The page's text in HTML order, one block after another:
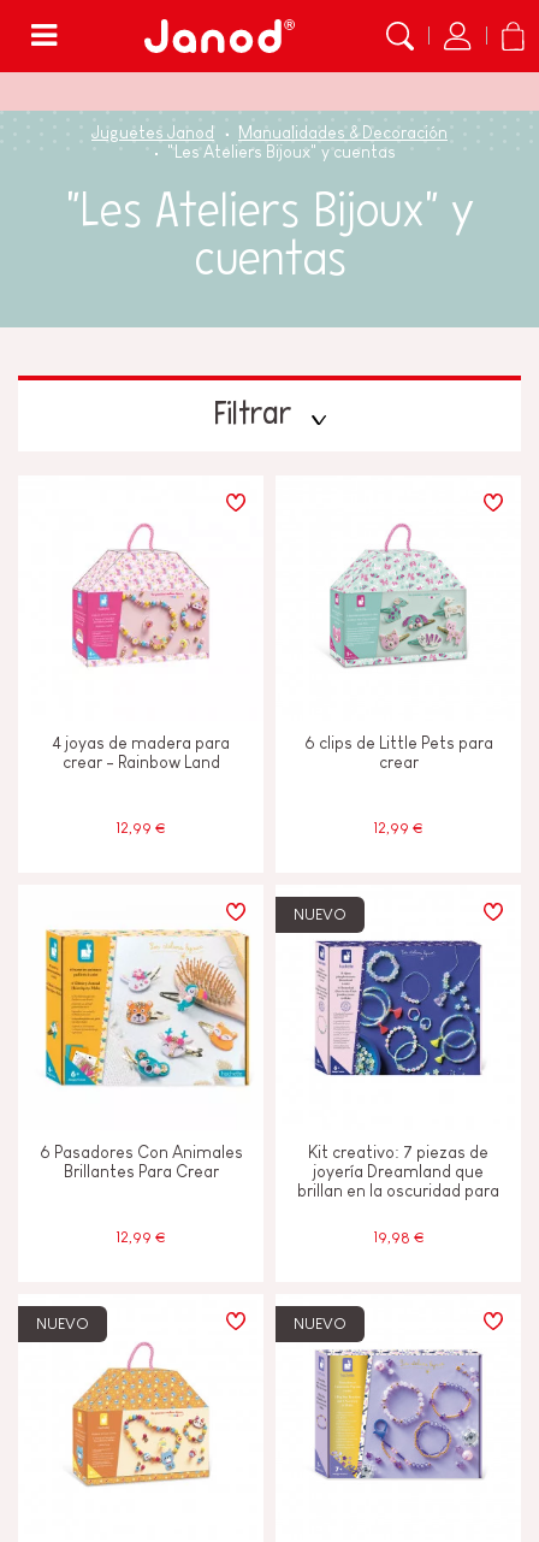
Juguetes Janod
Manualidades & Decoración
"Les Ateliers Bijoux" y cuentas
"Les Ateliers Bijoux" y
cuentas
Filtrar
TIPOS DE APRENDIZAJE
Construir y diseñar
Manipular y manejar
6-7 6 - 7 años
8+ A partir de 8 años
4 joyas de madera para
crear - Rainbow Land
12,99 €
6 clips de Little Pets para
crear
12,99 €
6 Pasadores Con Animales
Brillantes Para Crear
12,99 €
NUEVO
Kit creativo: 7 piezas de
joyería Dreamland que
brillan en la oscuridad para
19,98 €
NUEVO NUEVO